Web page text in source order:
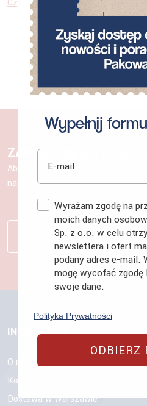
Czytaj więcej...
ZAPISZ SIĘ DO
Aby otrzymywać informacje o
naszym sklepie
INFORMACJE
O nas
Koszty dostawy
Dostawa w Warszawie
Wypełnij
E-mail
ZgodaWyrażam zgodę na
moich danych
Sp. z o.o. w celu
newslettera i ofert
podany adres e-mail.
mogę wycofać
swoje dane.
Polityka Prywatności
ODBIERZ